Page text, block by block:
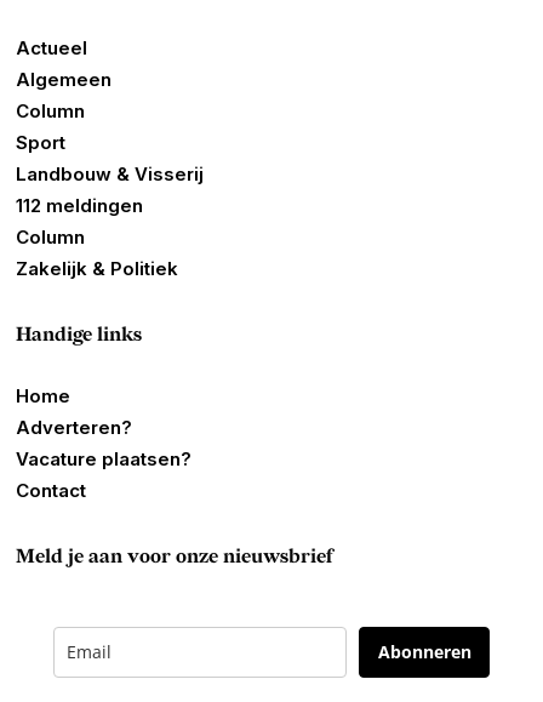
Actueel
Algemeen
Column
Sport
Landbouw & Visserij
112 meldingen
Column
Zakelijk & Politiek
Handige links
Home
Adverteren?
Vacature plaatsen?
Contact
Meld je aan voor onze nieuwsbrief
Abonneren